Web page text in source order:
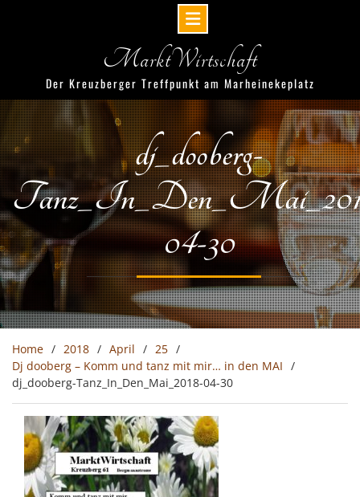
MarktWirtschaft
Der Kreuzberger Treffpunkt am Marheinekeplatz
dj_dooberg-
04-30
Home 2018 April
25
Dj dooberg – Komm und tanz mit mir… in den MAI
dj_dooberg-Tanz_In_Den_Mai_2018-04-30